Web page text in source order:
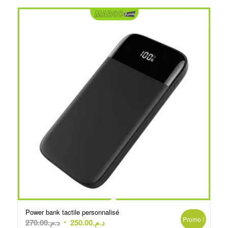
Power bank tactile personnalisé
د.م.270.00
Le
د.م.250.00
Le
Promo !